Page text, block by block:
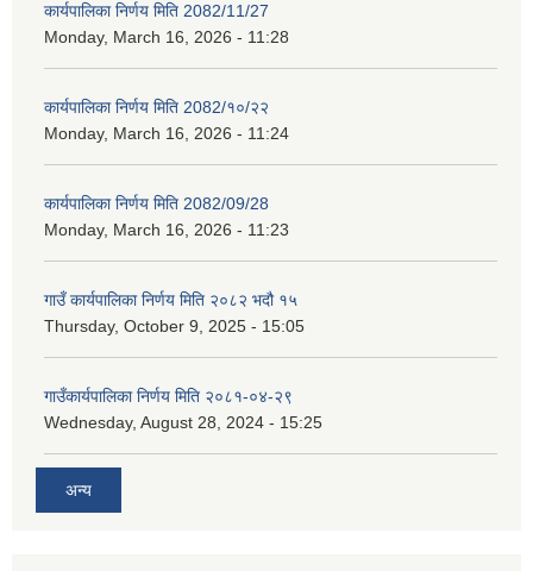
कार्यपालिका निर्णय मिति 2082/11/27
Monday, March 16, 2026 - 11:28
कार्यपालिका निर्णय मिति 2082/१०/२२
Monday, March 16, 2026 - 11:24
कार्यपालिका निर्णय मिति 2082/09/28
Monday, March 16, 2026 - 11:23
गाउँ कार्यपालिका निर्णय मिति २०८२ भदौ १५
Thursday, October 9, 2025 - 15:05
गाउँकार्यपालिका निर्णय मिति २०८१-०४-२९
Wednesday, August 28, 2024 - 15:25
अन्य